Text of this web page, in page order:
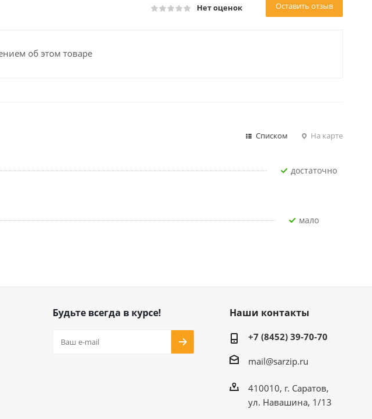
Нет оценок Оставить отзыв
об этом товаре
Списком На карте
Достаточно
Мало
Будьте всегда в курсе! Наши контакты
+7 (8452) 39-70-70
mail@sarzip.ru
410010, г. Саратов,
ул. Навашина, 1/13